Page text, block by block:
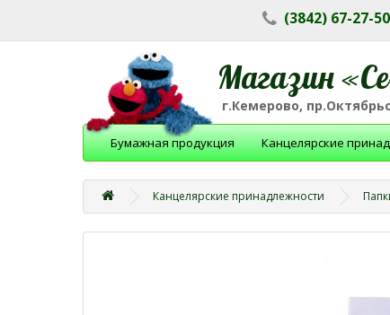
(3842) 67-27-
Магазин
г.Кемерово,
Бумажная продукция Канцелярские
Канцелярские принадлежности